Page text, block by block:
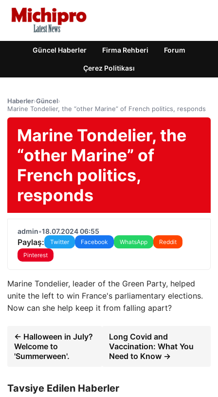
Güncel Haberler Firma Rehberi Forum
Çerez Politikası
Haberler›Güncel›
Marine Tondelier, the “other Marine” of French politics, responds
Marine Tondelier, the
“other Marine” of
French politics,
responds
admin•18.07.2024 06:55
Paylaş: Twitter Facebook WhatsApp
Reddit
Pinterest
Marine Tondelier, leader of the Green Party, helped
unite the left to win France's parliamentary elections.
Now can she help keep it from falling apart?
← Halloween in July?
Welcome to
'Summerween'.
Long Covid and
Vaccination: What You
Need to Know →
Tavsiye Edilen Haberler